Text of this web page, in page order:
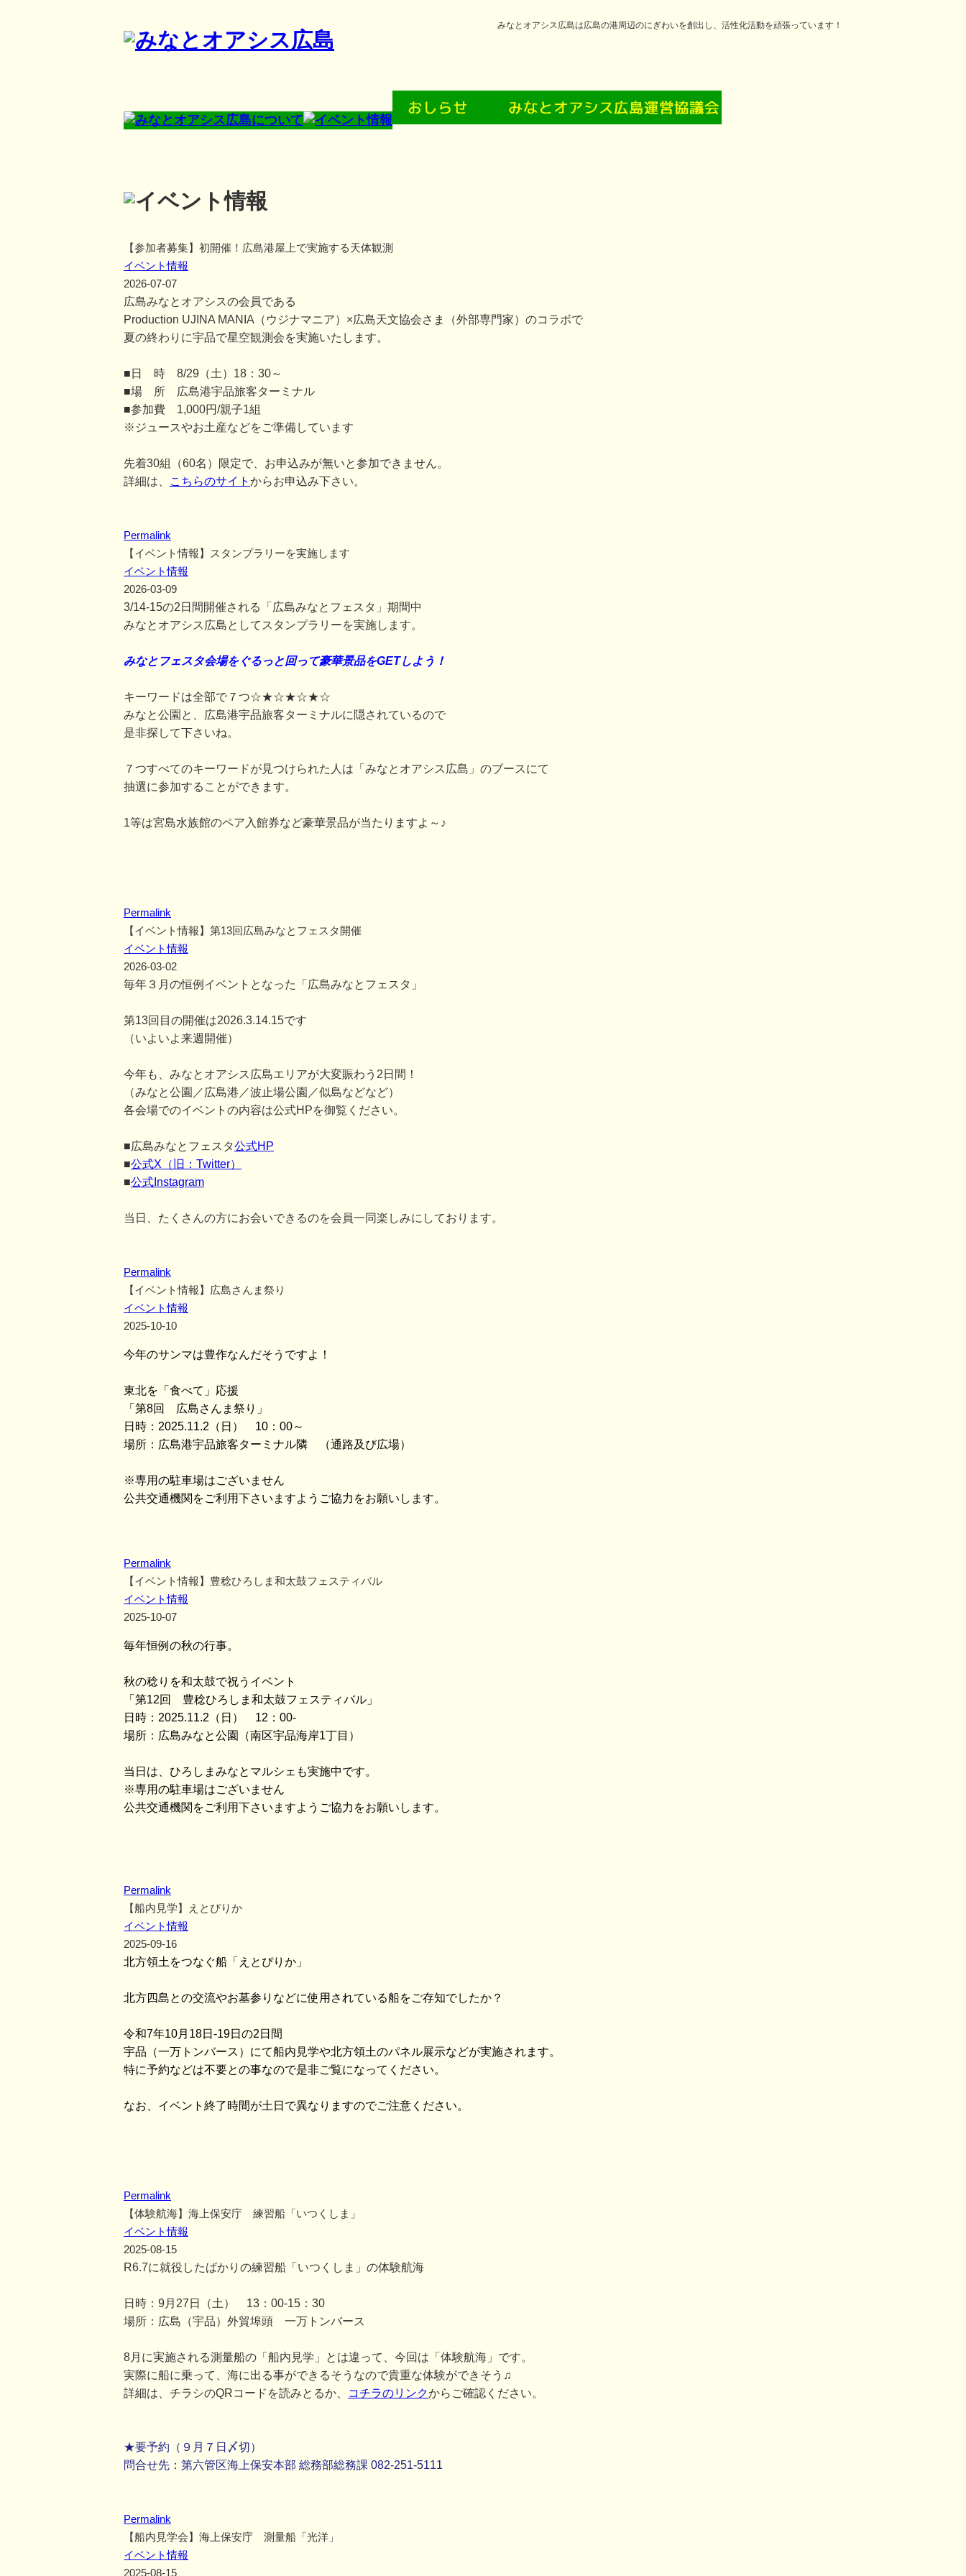
みなとオアシス広島は広島の港周辺のにぎわいを創出し、活性化活動を頑張っています！
【参加者募集】初開催！広島港屋上で実施する天体観測
イベント情報
2026-07-07
広島みなとオアシスの会員である
Production UJINA MANIA（ウジナマニア）×広島天文協会さま（外部専門家）のコラボで
夏の終わりに宇品で星空観測会を実施いたします。
■日 時 8/29（土）18：30～
■場 所 広島港宇品旅客ターミナル
■参加費 1,000円/親子1組
※ジュースやお土産などをご準備しています
先着30組（60名）限定で、お申込みが無いと参加できません。
詳細は、
こちらのサイト からお申込み下さい。
Permalink
【イベント情報】スタンプラリーを実施します
イベント情報
2026-03-09
3/14-15の2日間開催される「広島みなとフェスタ」期間中
みなとオアシス広島としてスタンプラリーを実施します。
みなとフェスタ会場をぐるっと回って豪華景品をGETしよう！
キーワードは全部で７つ☆★☆★☆★☆
みなと公園と、広島港宇品旅客ターミナルに隠されているので
是非探して下さいね。
７つすべてのキーワードが見つけられた人は「みなとオアシス広島」のブースにて
抽選に参加することができます。
1等は宮島水族館のペア入館券など豪華景品が当たりますよ～♪
Permalink
【イベント情報】第13回広島みなとフェスタ開催
イベント情報
2026-03-02
毎年３月の恒例イベントとなった「広島みなとフェスタ」
第13回目の開催は2026.3.14.15です
（いよいよ来週開催）
今年も、みなとオアシス広島エリアが大変賑わう2日間！
（みなと公園／広島港／波止場公園／似島などなど）
各会場でのイベントの内容は公式HPを御覧ください。
■広島みなとフェスタ公式HP
■公式X（旧：Twitter）
■公式Instagram
当日、たくさんの方にお会いできるのを会員一同楽しみにしております。
Permalink
【イベント情報】広島さんま祭り
イベント情報
2025-10-10
今年のサンマは豊作なんだそうですよ！
東北を「食べて」応援
「第8回 広島さんま祭り」
日時：2025.11.2（日） 10：00～
場所：広島港宇品旅客ターミナル隣 （通路及び広場）
※専用の駐車場はございません
公共交通機関をご利用下さいますようご協力をお願いします。
Permalink
【イベント情報】豊稔ひろしま和太鼓フェスティバル
イベント情報
2025-10-07
毎年恒例の秋の行事。
秋の稔りを和太鼓で祝うイベント
「第12回 豊稔ひろしま和太鼓フェスティバル」
日時：2025.11.2（日） 12：00-
場所：広島みなと公園（南区宇品海岸1丁目）
当日は、ひろしまみなとマルシェも実施中です。
※専用の駐車場はございません
公共交通機関をご利用下さいますようご協力をお願いします。
Permalink
【船内見学】えとぴりか
イベント情報
2025-09-16
北方領土をつなぐ船「えとぴりか」
北方四島との交流やお墓参りなどに使用されている船をご存知でしたか？
令和7年10月18日-19日の2日間
宇品（一万トンバース）にて船内見学や北方領土のパネル展示などが実施されます。
特に予約などは不要との事なので是非ご覧になってください。
なお、イベント終了時間が土日で異なりますのでご注意ください。
Permalink
【体験航海】海上保安庁 練習船「いつくしま」
イベント情報
2025-08-15
R6.7に就役したばかりの練習船「いつくしま」の体験航海
日時：9月27日（土） 13：00-15：30
場所：広島（宇品）外貿埠頭 一万トンバース
8月に実施される測量船の「船内見学」とは違って、今回は「体験航海」です。
実際に船に乗って、海に出る事ができるそうなので貴重な体験ができそう♫
詳細は、チラシのQRコードを読みとるか、
コチラのリンクからご確認ください。
★要予約（９月７日〆切）
問合せ先：第六管区海上保安本部 総務部総務課 082-251-5111
Permalink
【船内見学会】海上保安庁 測量船「光洋」
イベント情報
2025-08-15